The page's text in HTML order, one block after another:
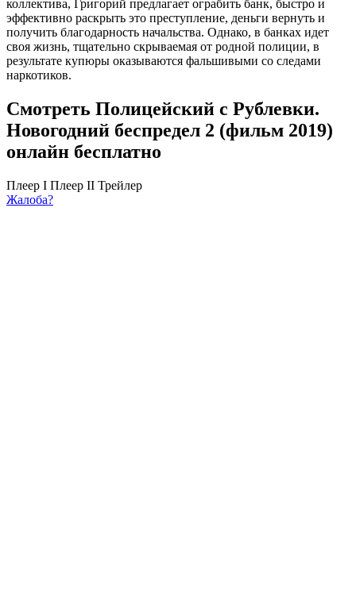
коллектива, Григорий предлагает ограбить банк, быстро и
эффективно раскрыть это преступление, деньги вернуть и
получить благодарность начальства. Однако, в банках идет
своя жизнь, тщательно скрываемая от родной полиции, в
результате купюры оказываются фальшивыми со следами
наркотиков.
Смотреть Полицейский с Рублевки.
Новогодний беспредел 2 (фильм 2019)
онлайн бесплатно
Плеер I Плеер II Трейлер
Жалоба?